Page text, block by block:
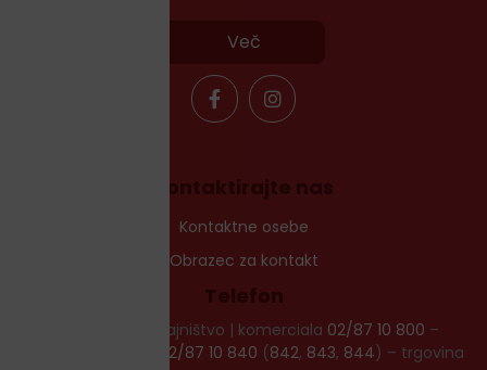
Več
Kontaktirajte nas
Kontaktne osebe
Obrazec za kontakt
Telefon
– tajništvo | komerciala 02/87 10 800 –
02/87 10 840 (842, 843, 844) – trgovina